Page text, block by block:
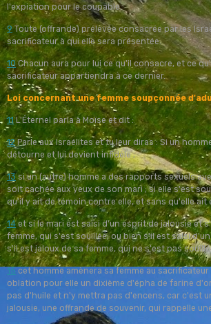
l'expiation pour le coupable.
9Toute (offrande) prélevée consacrée par les
sacrificateur à qui elle sera présentée.
10Chacun aura pour lui ce qu'il consacre, et ce
sacrificateur appartiendra à ce dernier.
Loi concernant une femme soupçonnée
11L'Éternel parla à Moïse et dit :
12 Parle aux Israélites et tu leur diras : Si un
détourne et lui devient infidèle ;
13si un (autre) homme a des rapports sexuels
soit cachée aux yeux de son mari ; si elle s'est
qu'il y ait de témoin contre elle, et sans qu'elle ait
14et si le mari est saisi d'un esprit de jalousie et
femme, qui s'est souillée, ou bien s'il est saisi
s'il est jaloux de sa femme, qui ne s'est pas
15 cet homme amènera sa femme au
oblation pour elle un dixième d'épha de farine
pas d'huile et n'y mettra pas d'encens, car c'est
jalousie, une offrande de souvenir, qui rappelle